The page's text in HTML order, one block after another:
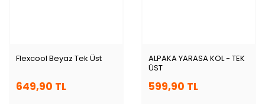
Flexcool Beyaz Tek Üst
649,90 TL
ALPAKA YARASA KOL - TEK
ÜST
599,90 TL